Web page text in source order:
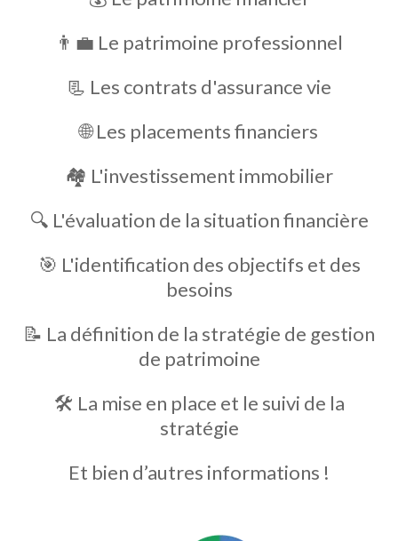
👨‍💼 Le patrimoine professionnel
📃 Les contrats d'assurance vie
🌐 Les placements financiers
🏘️ L'investissement immobilier
🔍 L'évaluation de la situation financière
🎯 L'identification des objectifs et des
besoins
📝 La définition de la stratégie de gestion
de patrimoine
🛠️ La mise en place et le suivi de la
stratégie
Et bien d’autres informations !